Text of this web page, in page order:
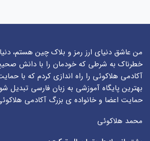
من عاشق دنیای ارز رمز و بلاک چین هستم،
خطرناک به شرطی که خودمان را با دانش
آکادمی هلاکوئی را راه اندازی کردم که با
بهترین پایگاه آموزشی به زبان فارسی تبدیل
حمایت اعضا و خانواده ی بزرگ آکادمی
محمد هلاکوئی